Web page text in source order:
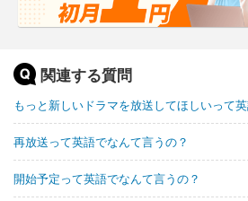
関連する質問
もっと新しいドラマを放送してほしいって
再放送って英語でなんて言うの？
開始予定って英語でなんて言うの？